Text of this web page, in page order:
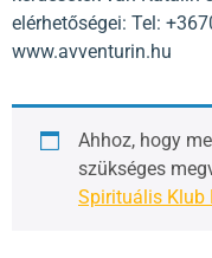
elérhetőségei: Tel:
www.avventurin.hu
Ahhoz, hogy
szükséges
Spirituális Klub